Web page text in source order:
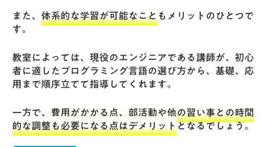
また、 体系的な学習が可能なこともメリットのひとつで
す。
教室によっては、現役のエンジニアである講師が、初心
者に適したプログラミング言語の選び方から、基礎、応
用まで順序立てて指導してくれます。
一方で、 費用がかかる点、部活動や他の習い事との時間
的な調整も必要になる点はデメリットとなるでしょう。